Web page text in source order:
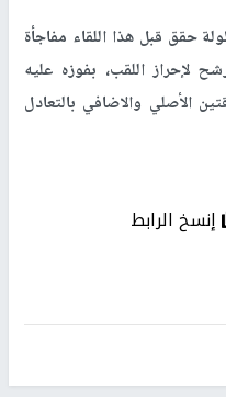
حقق قبل هذا اللقاء مفاجأة
لإحراز اللقب، بفوزه عليه
انتهاء الوقتين الأصلي والاضافي بالتعادل
إنسخ الرابط